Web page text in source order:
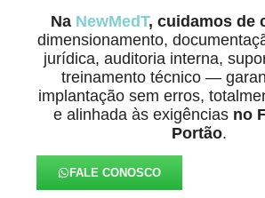
Na NewMedT, cuidamos de
dimensionamento,
jurídica, auditoria interna,
treinamento técnico —
implantação sem erros,
e alinhada às exigências no
Portão.
FALE CONOSCO